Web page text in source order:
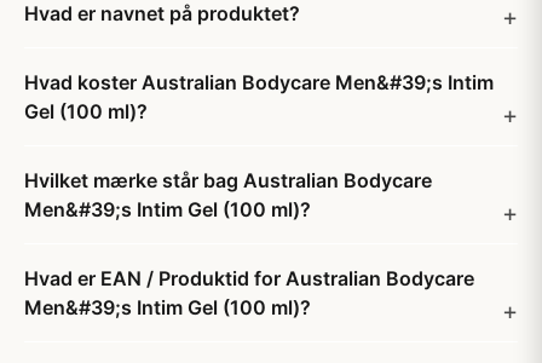
Hvad er navnet på produktet?
Hvad koster Australian Bodycare Men&#39;s Intim
Gel (100 ml)?
Hvilket mærke står bag Australian Bodycare
Men&#39;s Intim Gel (100 ml)?
Hvad er EAN / Produktid for Australian Bodycare
Men&#39;s Intim Gel (100 ml)?